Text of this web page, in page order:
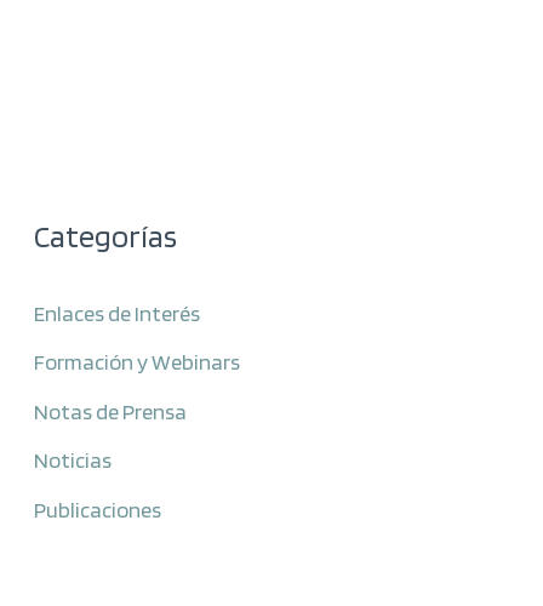
Categorías
Enlaces de Interés
Formación y Webinars
Notas de Prensa
Noticias
Publicaciones